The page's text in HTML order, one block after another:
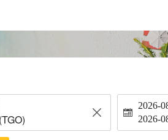
2026-
2026-